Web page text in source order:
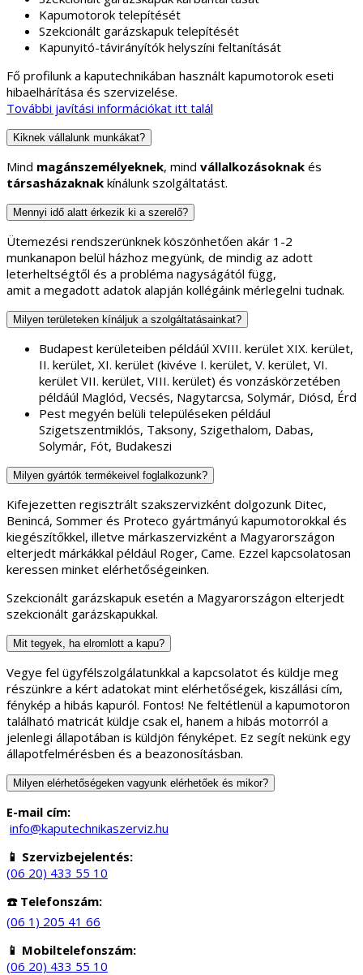
Fő profilunk a kaputechnikában használt kapumotorok eseti
hibaelhárítása és szervizelése.
További javítási információkat itt talál
Kiknek vállalunk munkákat?
Mindmagánszemélyeknek, mind
társasházaknakkínálunk szolgáltatást.
Mennyi idő alatt érkezik ki a szerelő?
Ütemezési rendszerünknek köszönhetően akár 1-2
munkanapon belül házhoz megyünk, de mindig az adott
leterheltségtől és a probléma nagyságától függ,
amit a megadott adatok alapján kollégáink mérlegelni tudnak.
Milyen területeken kínáljuk a szolgáltatásainkat?
Budapest kerületeiben példáúl XVIII. kerület XIX. kerület,
II. kerület, XI. kerület (kivéve I. kerület, V. kerület, VI.
kerület VII. kerület, VIII. kerület) és vonzáskörzetében
példáúl Maglód, Vecsés, Nagytarcsa, Solymár, Diósd, Érd
Pest megyén belüli településeken például
Szigetszentmiklós, Taksony, Szigethalom, Dabas,
Solymár, Fót, Budakeszi
Milyen gyártók termékeivel foglalkozunk?
Kifejezetten regisztrált szakszervizként dolgozunk Ditec,
Benincá, Sommer és Proteco gyártmányú kapumotorokkal és
kiegészítőkkel, illetve márkaszervizként a Magyarországon
elterjedt márkákkal például Roger, Came. Ezzel kapcsolatosan
keressen minket elérhetőségeinken.
Szekcionált garázskapuk esetén a Magyarországon elterjedt
szekcionált garázskapukkal.
Mit tegyek, ha elromlott a kapu?
Vegye fel ügyfélszolgálatunkkal a kapcsolatot és küldje meg
részünkre a kért adatokat mint elérhetőségek, kiszállási cím,
fénykép a hibás kapuról. Fontos! Ne feltétlenül a kapumotoron
található matricát küldje csak el, hanem a hibás motorról a
jelenlegi állapotában is küldjön fényképet. Ez segít nekünk egy
állapotfelmérésben és a beazonosításban.
Milyen elérhetőségeken vagyunk elérhetőek és mikor?
E-mail cím:
info@kaputechnikaszerviz.hu
📱 Szervizbejelentés:
(06 20) 433 55 10
☎️ Telefonszám:
(06 1) 205 41 66
📱 Mobiltelefonszám:
(06 20) 433 55 10
📍Fizikai bolt címe:
1181 Budapest Üllői út 343.
Szervizbejelentéseket a következő időpontokban tudjuk